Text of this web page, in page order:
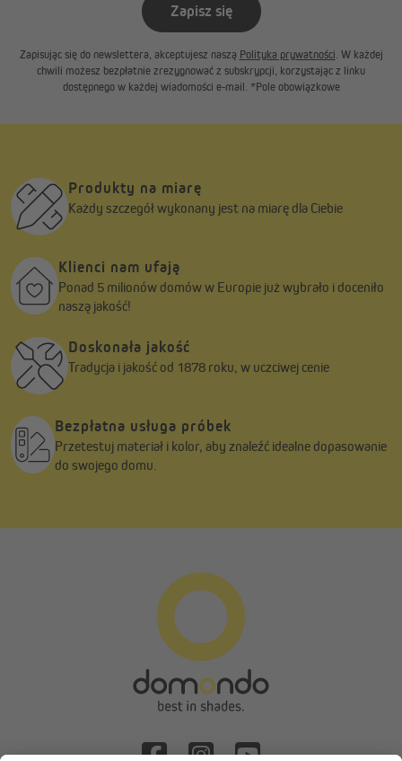
Zapisz się
Zapisując się do newslettera, akceptujesz naszą Polityka prywatności. W każdej
chwili możesz bezpłatnie zrezygnować z subskrypcji, korzystając z linku
dostępnego w każdej wiadomości e-mail. *Pole obowiązkowe
Produkty na miarę
Każdy szczegół wykonany jest na miarę dla Ciebie
Klienci nam ufają
Ponad 5 milionów domów w Europie już wybrało i doceniło
naszą jakość!
Doskonała jakość
Tradycja i jakość od 1878 roku, w uczciwej cenie
Bezpłatna usługa próbek
Przetestuj materiał i kolor, aby znaleźć idealne dopasowanie
do swojego domu.